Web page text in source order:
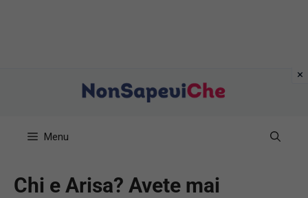
Menu
Chi e Arisa? Avete mai